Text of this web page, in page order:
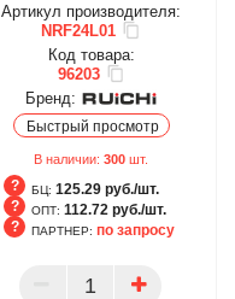
Артикул производителя:
NRF24L01
Код товара:
96203
Бренд:
Быстрый просмотр
В наличии: 300 шт.
БЦ: 125.29 руб./шт.
ОПТ: 112.72 руб./шт.
ПАРТНЕР
ПАРТНЕР: по запросу